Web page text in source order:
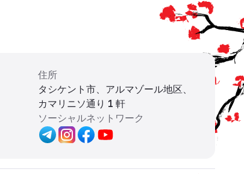
住所
タシケント市、アルマゾール地区、
カマリニソ通り 1 軒
ソーシャルネットワーク